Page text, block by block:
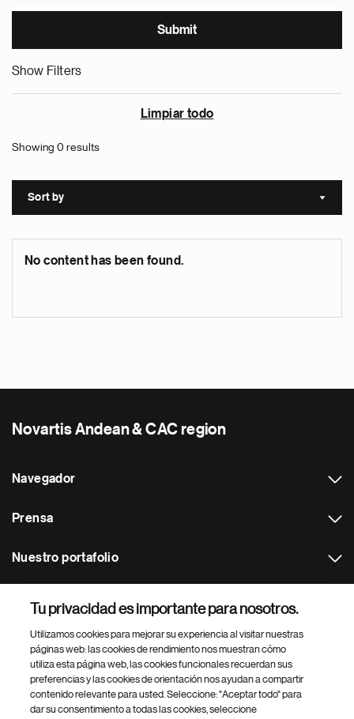
Show Filters
Limpiar todo
Showing 0 results
Sort by Sort
No content has been found.
Novartis Andean & CAC region
Navegador
Prensa
Nuestro portafolio
Footer Site Search
Tu privacidad es importante para nosotros.
Utilizamos cookies para mejorar su experiencia al visitar nuestras
páginas web: las cookies de rendimiento nos muestran cómo
utiliza esta página web, las cookies funcionales recuerdan sus
preferencias y las cookies de orientación nos ayudan a compartir
contenido relevante para usted. Seleccione: "Aceptar todo" para
dar su consentimiento a todas las cookies, seleccione